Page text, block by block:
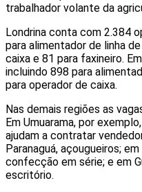
trabalhador volante da
Londrina conta com 2.384
para alimentador de linha
caixa e 81 para faxineiro.
incluindo 898 para
para operador de caixa.
Nas demais regiões as
Em Umuarama, por
ajudam a contratar
Paranaguá, açougueiros;
confecção em série; e em
escritório.